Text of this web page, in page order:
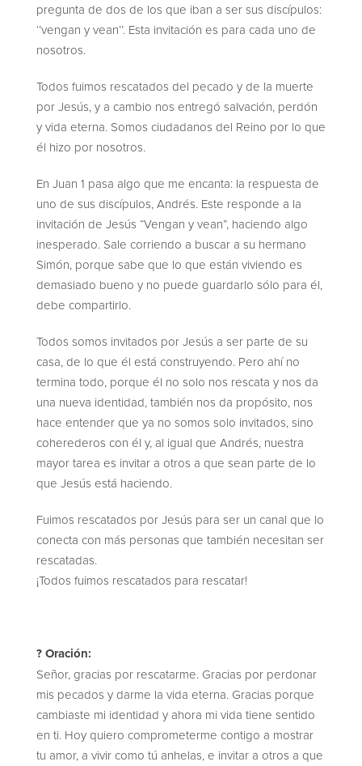
pregunta de dos de los que iban a ser sus discípulos:
‘’vengan y vean’’. Esta invitación es para cada uno de
nosotros.
Todos fuimos rescatados del pecado y de la muerte
por Jesús, y a cambio nos entregó salvación, perdón
y vida eterna. Somos ciudadanos del Reino por lo que
él hizo por nosotros.
En Juan 1 pasa algo que me encanta: la respuesta de
uno de sus discípulos, Andrés. Este responde a la
invitación de Jesús “Vengan y vean”, haciendo algo
inesperado. Sale corriendo a buscar a su hermano
Simón, porque sabe que lo que están viviendo es
demasiado bueno y no puede guardarlo sólo para él,
debe compartirlo.
Todos somos invitados por Jesús a ser parte de su
casa, de lo que él está construyendo. Pero ahí no
termina todo, porque él no solo nos rescata y nos da
una nueva identidad, también nos da propósito, nos
hace entender que ya no somos solo invitados, sino
coherederos con él y, al igual que Andrés, nuestra
mayor tarea es invitar a otros a que sean parte de lo
que Jesús está haciendo.
Fuimos rescatados por Jesús para ser un canal que lo
conecta con más personas que también necesitan ser
rescatadas.
¡Todos fuimos rescatados para rescatar!
? Oración:
Señor, gracias por rescatarme. Gracias por perdonar
mis pecados y darme la vida eterna. Gracias porque
cambiaste mi identidad y ahora mi vida tiene sentido
en ti. Hoy quiero comprometerme contigo a mostrar
tu amor, a vivir como tú anhelas, e invitar a otros a que